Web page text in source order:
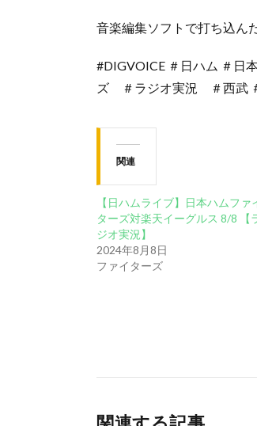
音楽編集ソフトで打ち込ん
#DIGVOICE ＃日ハム ＃日
ズ ＃ラジオ実況 ＃西武
関連
【日ハムライブ】日本ハムファ
ターズ対楽天イーグルス 8/8 【
ジオ実況】
2024年8月8日
ファイターズ